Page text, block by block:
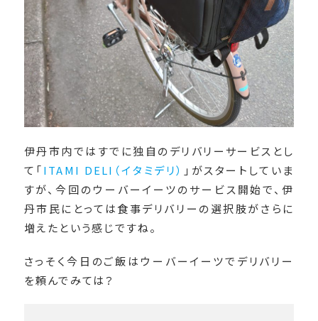
伊丹市内ではすでに独自のデリバリーサービスとし
て「ITAMI DELI（イタミデリ） 」がスタートしていま
すが、今回のウーバーイーツのサービス開始で、伊
丹市民にとっては食事デリバリーの選択肢がさらに
増えたという感じですね。
さっそく今日のご飯はウーバーイーツでデリバリー
を頼んでみては？